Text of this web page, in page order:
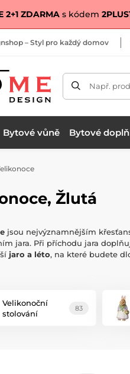
2+1 ZDARMAs kódem
– Styl pro každý domov
Např.
Bytové vůně Bytové
Žlutá
jsou nejvýznamnějším
jara. Při příchodu jara
jaro a léto, na které budete
Velikonoční
stolování
83